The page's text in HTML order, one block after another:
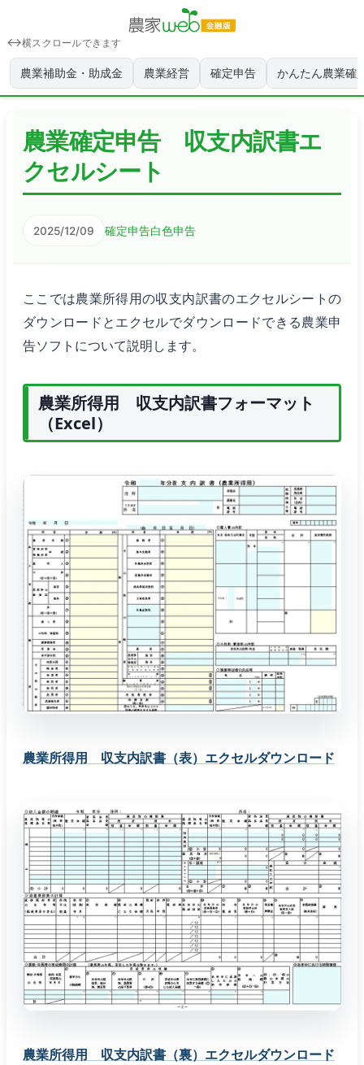
横スクロールできます
農業補助金・助成金 農業経営 確定申告 かんたん農業確
農業確定申告 収支内訳書エ
クセルシート
2025/12/09 確定申告白色申告
ここでは農業所得用の収支内訳書のエクセルシートの
ダウンロードとエクセルでダウンロードできる農業申
告ソフトについて説明します。
農業所得用 収支内訳書フォーマット
（Excel）
農業所得用 収支内訳書（表）エクセルダウンロード
農業所得用 収支内訳書（裏）エクセルダウンロード